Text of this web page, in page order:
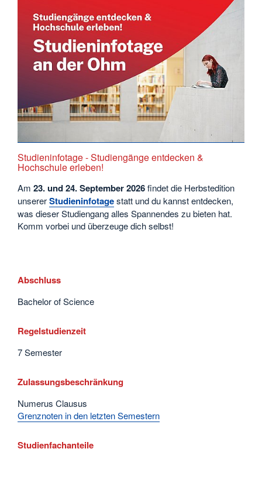
Studieninfotage - Studiengänge entdecken &
Hochschule erleben!
Am 23. und 24. September2026findet die Herbstedition
unsererStudieninfotagestatt und du kannst entdecken,
was dieser Studiengang alles Spannendes zu bieten hat.
Komm vorbei und überzeuge dich selbst!
Abschluss
Bachelor of Science
Regelstudienzeit
7 Semester
Zulassungsbeschränkung
Numerus Clausus
Grenznoten in den letzten Semestern
Studienfachanteile